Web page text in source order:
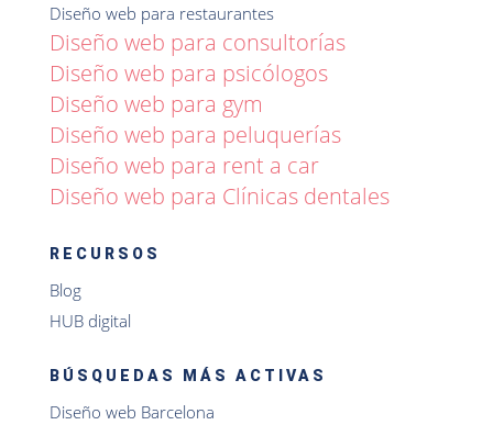
Diseño web para restaurantes
Diseño web para consultorías
Diseño web para psicólogos
Diseño web para gym
Diseño web para peluquerías
Diseño web para rent a car
Diseño web para Clínicas dentales
RECURSOS
Blog
HUB digital
BÚSQUEDAS MÁS ACTIVAS
Diseño web Barcelona